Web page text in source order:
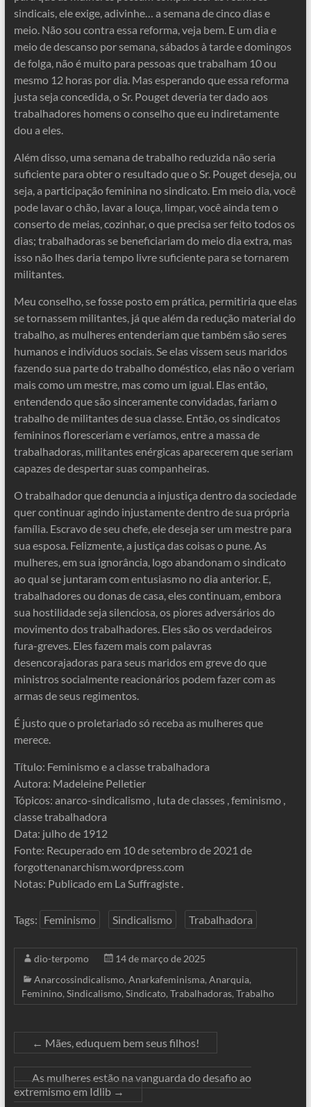
sindicais, ele exige, adivinhe… a semana de cinco dias e
meio. Não sou contra essa reforma, veja bem. E um dia e
meio de descanso por semana, sábados à tarde e domingos
de folga, não é muito para pessoas que trabalham 10 ou
mesmo 12 horas por dia. Mas esperando que essa reforma
justa seja concedida, o Sr. Pouget deveria ter dado aos
trabalhadores homens o conselho que eu indiretamente
dou a eles.
Além disso, uma semana de trabalho reduzida não seria
suficiente para obter o resultado que o Sr. Pouget deseja, ou
seja, a participação feminina no sindicato. Em meio dia, você
pode lavar o chão, lavar a louça, limpar, você ainda tem o
conserto de meias, cozinhar, o que precisa ser feito todos os
dias; trabalhadoras se beneficiariam do meio dia extra, mas
isso não lhes daria tempo livre suficiente para se tornarem
militantes.
Meu conselho, se fosse posto em prática, permitiria que elas
se tornassem militantes, já que além da redução material do
trabalho, as mulheres entenderiam que também são seres
humanos e indivíduos sociais. Se elas vissem seus maridos
fazendo sua parte do trabalho doméstico, elas não o veriam
mais como um mestre, mas como um igual. Elas então,
entendendo que são sinceramente convidadas, fariam o
trabalho de militantes de sua classe. Então, os sindicatos
femininos floresceriam e veríamos, entre a massa de
trabalhadoras, militantes enérgicas aparecerem que seriam
capazes de despertar suas companheiras.
O trabalhador que denuncia a injustiça dentro da sociedade
quer continuar agindo injustamente dentro de sua própria
família. Escravo de seu chefe, ele deseja ser um mestre para
sua esposa. Felizmente, a justiça das coisas o pune. As
mulheres, em sua ignorância, logo abandonam o sindicato
ao qual se juntaram com entusiasmo no dia anterior. E,
trabalhadores ou donas de casa, eles continuam, embora
sua hostilidade seja silenciosa, os piores adversários do
movimento dos trabalhadores. Eles são os verdadeiros
fura-greves. Eles fazem mais com palavras
desencorajadoras para seus maridos em greve do que
ministros socialmente reacionários podem fazer com as
armas de seus regimentos.
É justo que o proletariado só receba as mulheres que
merece.
Título: Feminismo e a classe trabalhadora
Autora: Madeleine Pelletier
Tópicos: anarco-sindicalismo , luta de classes , feminismo ,
classe trabalhadora
Data: julho de 1912
Fonte: Recuperado em 10 de setembro de 2021 de
forgottenanarchism.wordpress.com
Notas: Publicado em La Suffragiste .
Tags: Feminismo Sindicalismo Trabalhadora
dio-terpomo
14 de março de 2025
Anarcossindicalismo, Anarkafeminisma, Anarquia,
Feminino, Sindicalismo, Sindicato, Trabalhadoras, Trabalho
← Mães, eduquem bem seus filhos!
As mulheres estão na vanguarda do desafio ao
extremismo em Idlib→